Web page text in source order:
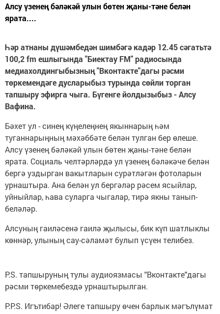
Алсу үзенең бәләкәй улын бөтен җаны-тәне белән
ярата....
Һәр атнаны дүшәмбедән шимбәгә кадәр 12.45 сәгатьтә
100,2 fm ешлыгында "Биектау FM" радиосында
медиахолдингыбызның "Вконтакте"дагы рәсми
төркемендәге дусларыбыз турында сөйли торган
тапшыру эфирга чыга. Бүгенге йолдызыбыз - Алсу
Вафина.
Бәхет ул - синең күңелеңнең якыннарың һәм
туганнарыңның мәхәббәте белән тулган бер өлеше.
Алсу үзенең бәләкәй улын бөтен җаны-тәне белән
ярата. Социаль челтәрләрдә ул үзенең бәләкәче белән
бергә уздырган вакытларын сурәтләгән фотоларын
урнаштыра. Ана белән ул бергәләр рәсем ясыйлар,
уйныйлар, һава суларга чыгалар, тирә якны танып-
беләләр.
Алсуның гаиләсенә гаилә җылысы, бик күп шатлыклы
көннәр, улының сау-сәламәт булып үсүен телибез.
P.S. тапшыруның тулы аудиоязмасы "Вконтакте"дагы
рәсми төркемебездә урнаштырылган.
P.P.S. Игътибар! Әлеге тапшыру өчен барлык мәгълүмат